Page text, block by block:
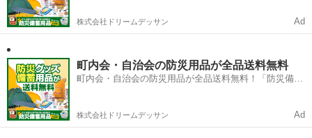
株式会社ドリームデッサン Ad
町内会・自治会の防災用品が全品送料無料
町内会・自治会の防災用品が全品送料無料！「防災備蓄
株式会社ドリームデッサン Ad